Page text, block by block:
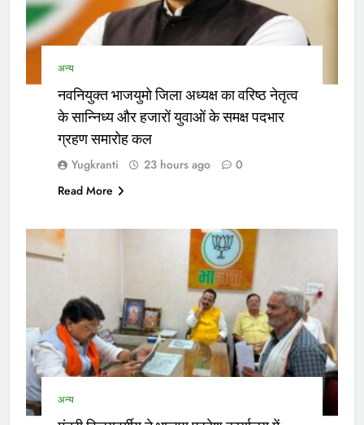
अन्य
नवनियुक्त भाजयुमो जिला अध्यक्ष का वरिष्ठ नेतृत्व
के सान्निध्य और हजारों युवाओं के समक्ष पदभार
ग्रहण समारोह कल
Yugkranti 23 hours ago
0
Read More
अन्य